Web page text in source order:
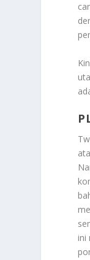
ini